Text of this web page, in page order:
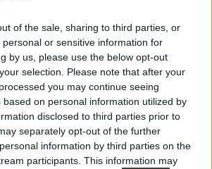
of the sale, sharing to third parties, or
or sensitive information for
by us, please use the below opt-out
selection. Please note that after your
you may continue seeing
based on personal information utilized by
disclosed to third parties prior to
separately opt-out of the further
information by third parties on the
participants. This information may